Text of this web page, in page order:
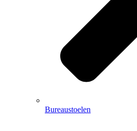
Bureaustoelen